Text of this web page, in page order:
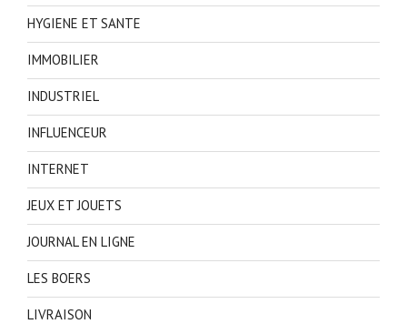
HYGIENE ET SANTE
IMMOBILIER
INDUSTRIEL
INFLUENCEUR
INTERNET
JEUX ET JOUETS
JOURNAL EN LIGNE
LES BOERS
LIVRAISON